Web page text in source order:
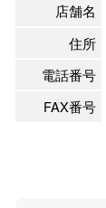
店舗名
住所
電話番号
FAX番号